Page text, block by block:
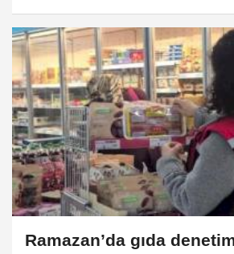
etkileyecek değişiklik!
Ramazan’da gıda